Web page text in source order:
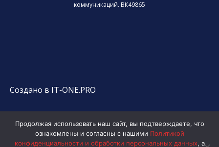
коммуникаций. ВК49865
Создано в IT-ONE.PRO
Продолжая использовать наш сайт, вы подтверждаете, что
ознакомлены и согласны с нашими Политикой
конфиденциальности и обработки персональных данных, а